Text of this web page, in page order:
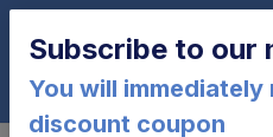
Subscribe to our
You will immediately
discount coupon